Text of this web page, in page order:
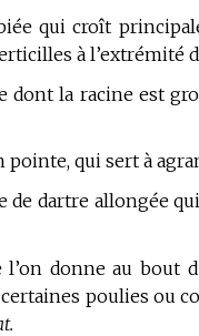
qui croît
à l’extrémité
dont la racine est
qui sert à
de dartre allongée
l’on donne au bout
poulies ou